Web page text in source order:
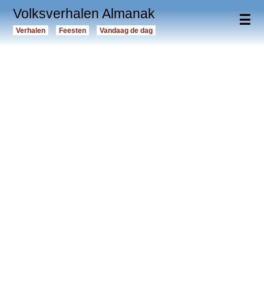
☰
Volksverhalen Almanak
Verhalen Feesten Vandaag de dag